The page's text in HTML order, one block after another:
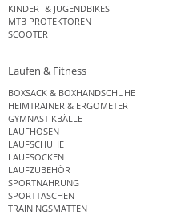
KINDER- & JUGENDBIKES
MTB PROTEKTOREN
SCOOTER
Laufen & Fitness
BOXSACK & BOXHANDSCHUHE
HEIMTRAINER & ERGOMETER
GYMNASTIKBÄLLE
LAUFHOSEN
LAUFSCHUHE
LAUFSOCKEN
LAUFZUBEHÖR
SPORTNAHRUNG
SPORTTASCHEN
TRAININGSMATTEN